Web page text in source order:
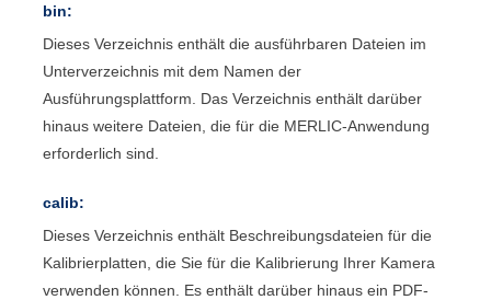
bin:
Dieses Verzeichnis enthält die ausführbaren Dateien im
Unterverzeichnis mit dem Namen der
Ausführungsplattform. Das Verzeichnis enthält darüber
hinaus weitere Dateien, die für die MERLIC-Anwendung
erforderlich sind.
calib:
Dieses Verzeichnis enthält Beschreibungsdateien für die
Kalibrierplatten, die Sie für die Kalibrierung Ihrer Kamera
verwenden können. Es enthält darüber hinaus ein PDF-